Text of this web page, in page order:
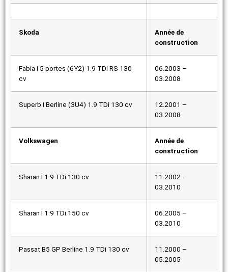
Skoda
Année de
construction
Fabia I 5 portes (6Y2) 1.9 TDi RS 130
cv
06.2003 –
03.2008
Superb I Berline (3U4) 1.9 TDi 130 cv
12.2001 –
03.2008
Volkswagen
Année de
construction
Sharan I 1.9 TDi 130 cv
11.2002 –
03.2010
Sharan I 1.9 TDi 150 cv
06.2005 –
03.2010
Passat B5 GP Berline 1.9 TDi 130 cv
11.2000 –
05.2005